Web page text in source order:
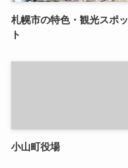
札幌市の特色・観光スポッ
ト
小山町役場